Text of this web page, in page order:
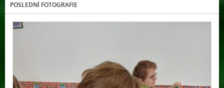
POSLEDNÍ FOTOGRAFIE